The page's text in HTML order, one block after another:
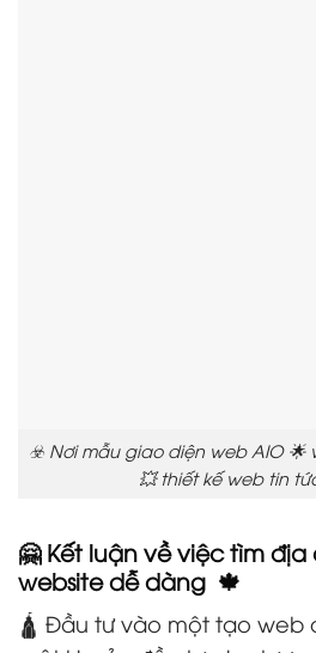
☣️ Nơi mẫu giao diện web AIO
💥 thiết kế web tin
🤗 Kết luận về việc tìm
website dễ dàng 🍁
🛕 Đầu tư vào một tạo